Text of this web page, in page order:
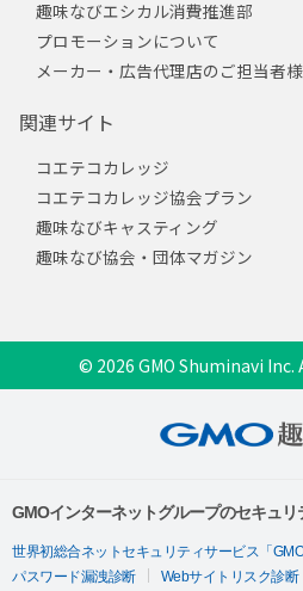
趣味なびエシカル消費推進部
プロモーションについて
メーカー・広告代理店のご担当者
関連サイト
コエテコカレッジ
コエテコカレッジ協会プラン
趣味なびキャスティング
趣味なび協会・団体マガジン
© 2026 GMO Shuminavi Inc.